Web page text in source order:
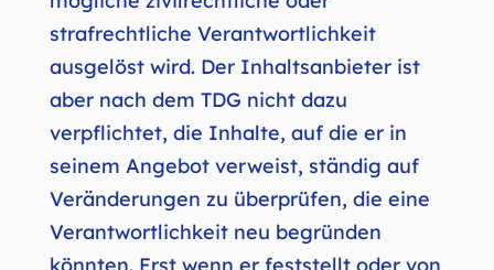
mögliche zivilrechtliche oder
strafrechtliche Verantwortlichkeit
ausgelöst wird. Der Inhaltsanbieter ist
aber nach dem TDG nicht dazu
verpflichtet, die Inhalte, auf die er in
seinem Angebot verweist, ständig auf
Veränderungen zu überprüfen, die eine
Verantwortlichkeit neu begründen